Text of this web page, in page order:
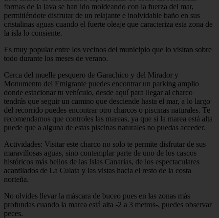
formas de la lava se han ido moldeando con la fuerza del mar,
permitiéndote disfrutar de un relajante e inolvidable baño en sus
cristalinas aguas cuando el fuerte oleaje que caracteriza esta zona de
la isla lo consiente.
Es muy popular entre los vecinos del municipio que lo visitan sobre
todo durante los meses de verano.
Cerca del muelle pesquero de Garachico y del Mirador y
Monumento del Emigrante puedes encontrar un parking amplio
donde estacionar tu vehículo, desde aquí para llegar al charco
tendrás que seguir un camino que desciende hasta el mar, a lo largo
del recorrido puedes encontrar otro charcos o piscinas naturales. Te
recomendamos que controles las mareas, ya que si la marea está alta
puede que a alguna de estas piscinas naturales no puedas acceder.
Actividades: Visitar este charco no solo te permite disfrutar de sus
maravillosas aguas, sino contemplar parte de uno de los cascos
históricos más bellos de las Islas Canarias, de los espectaculares
acantilados de La Culata y las vistas hacia el resto de la costa
norteña.
No olvides llevar la máscara de buceo pues en las zonas más
profundas cuando la marea está alta -2 a 3 metros-, puedes observar
peces.